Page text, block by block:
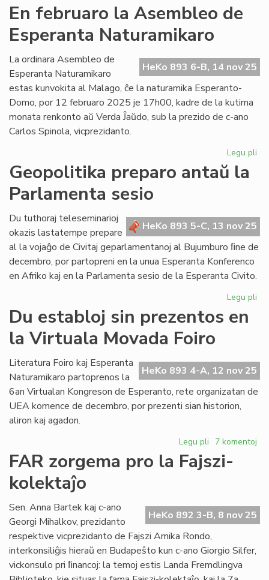
Falsa
informo
aŭ
erara
opinio
pri
kongresoj
En februaro la Asembleo de
Esperanta Naturamikaro
HeKo 893 6-B, 14 nov 25
La ordinara Asembleo de
Esperanta Naturamikaro
estas kunvokita al Malago, ĉe la naturamika Esperanto-
Domo, por 12 februaro 2025 je 17h00, kadre de la kutima
monata renkonto aŭ Verda Ĵaŭdo, sub la prezido de c-ano
Carlos Spinola, vicprezidanto.
Legu pli
de
Geopolitika preparo antaŭ la
Parlamenta sesio
HeKo 893 5-C, 13 nov 25
Du tuthoraj teleseminarioj
okazis lastatempe prepare
al la vojaĝo de Civitaj geparlamentanoj al Bujumburo ﬁne de
decembro, por partopreni en la unua Esperanta Konferenco
en Afriko kaj en la Parlamenta sesio de la Esperanta Civito.
Legu pli
Du establoj sin prezentos en
la Virtuala Movada Foiro
HeKo 893 4-A, 12 nov 25
Literatura Foiro kaj Esperanta
Naturamikaro partoprenos la
6an Virtualan Kongreson de Esperanto, rete organizatan de
UEA komence de decembro, por prezenti sian historion,
aliron kaj agadon.
Legu pli pri
establoj
en
la
Movada
Foiro
7 komentoj
FAR zorgema pro la Fajszi-
kolektaĵo
HeKo 892 3-B, 8 nov 25
Sen. Anna Bartek kaj c-ano
Georgi Mihalkov, prezidanto
respektive vicprezidanto de Fajszi Amika Rondo,
interkonsiliĝis hieraŭ en Budapeŝto kun c-ano Giorgio Silfer,
vickonsulo pri ﬁnancoj: la temoj estis Landa Fremdlingva